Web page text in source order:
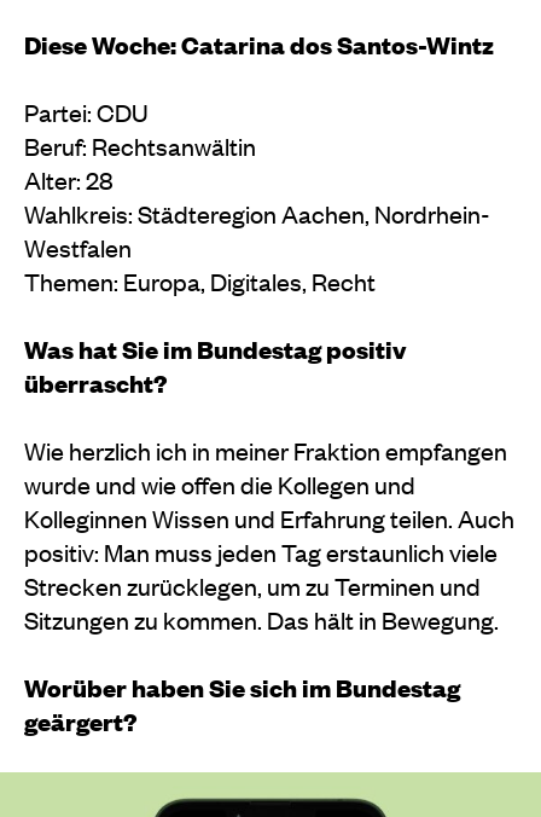
Diese Woche: Catarina dos Santos-Wintz
Partei: CDU
Beruf: Rechtsanwältin
Alter: 28
Wahlkreis: Städteregion Aachen, Nordrhein-
Westfalen
Themen: Europa, Digitales, Recht
Was hat Sie im Bundestag positiv
überrascht?
Wie herzlich ich in meiner Fraktion empfangen
wurde und wie offen die Kollegen und
Kolleginnen Wissen und Erfahrung teilen. Auch
positiv: Man muss jeden Tag erstaunlich viele
Strecken zurücklegen, um zu Terminen und
Sitzungen zu kommen. Das hält in Bewegung.
Worüber haben Sie sich im Bundestag
geärgert?